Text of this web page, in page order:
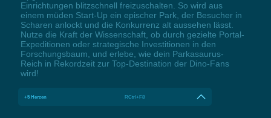
Einrichtungen blitzschnell freizuschalten. So wird aus
einem müden Start-Up ein epischer Park, der Besucher in
Scharen anlockt und die Konkurrenz alt aussehen lässt.
Nutze die Kraft der Wissenschaft, ob durch gezielte Portal-
Expeditionen oder strategische Investitionen in den
Forschungsbaum, und erlebe, wie dein Parkasaurus-
Reich in Rekordzeit zur Top-Destination der Dino-Fans
wird!
+5 Herzen RCtrl+F8